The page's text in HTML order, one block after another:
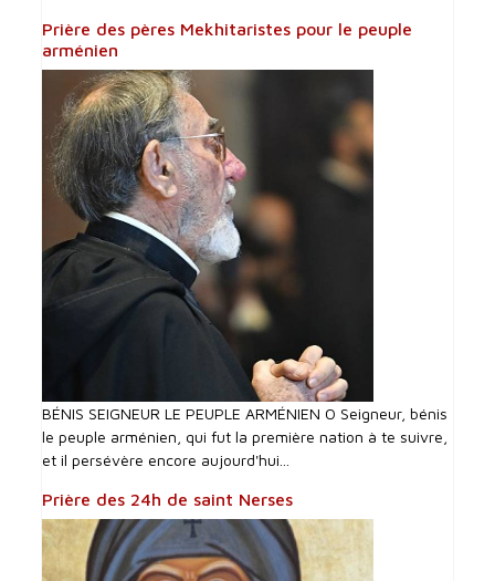
Prière des pères Mekhitaristes pour le peuple
arménien
BÉNIS SEIGNEUR LE PEUPLE ARMÉNIEN O Seigneur, bénis
le peuple arménien, qui fut la première nation à te suivre,
et il persévère encore aujourd'hui...
Prière des 24h de saint Nerses